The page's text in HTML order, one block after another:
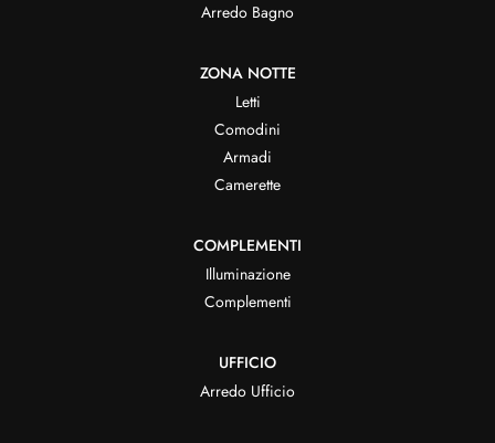
Arredo Bagno
ZONA NOTTE
Letti
Comodini
Armadi
Camerette
COMPLEMENTI
Illuminazione
Complementi
UFFICIO
Arredo Ufficio